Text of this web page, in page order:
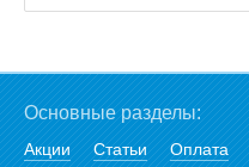
Основные разделы:
Акции Статьи Оплата